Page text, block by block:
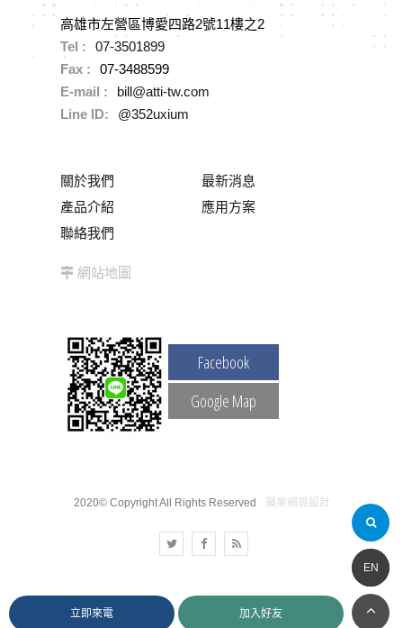
简体
EN
高雄市左營區博愛四路2號11樓之2
Tel :
07-3501899
Fax :
07-3488599
E-mail :
bill@atti-tw.com
Line ID:
@352uxium
關於我們
最新消息
產品介紹
應用方案
聯絡我們
網站地圖
Facebook
Google Map
2020© Copyright All Rights Reserved 蘋果網頁設計
立即來電 加入好友